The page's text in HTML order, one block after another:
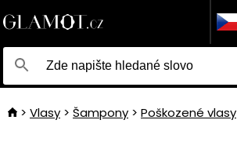
Vlasy Šampony Poškozené vlasy